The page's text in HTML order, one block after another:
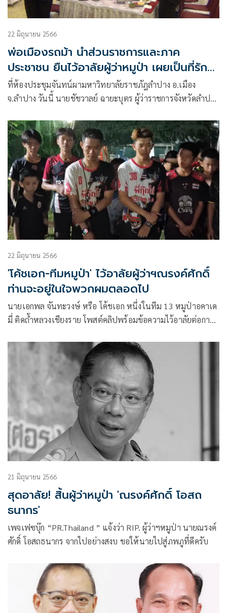
22 มิถุนายน 2566
พ่อเมืองรถม้า นำส่วนราชการและภาค
ประชาชน ยืนไว้อาลัยผู้ว่าหมูป่า เผยเป็นที่รัก
ของชาวลำปาง
ที่ห้องประชุมจันทน์ผามหาวิทยาลัยราชภัฎลำปาง อ.เมือง
จ.ลำปาง วันนี้ นายชัชวาลย์ ฉายะบุตร ผู้ว่าราชการจังหวัดลำปาง
หลายภาคส่วนทั้งหัวหน้าส่วนราชการ ภาครัฐและภาคเอกชน
22 มิถุนายน 2566
'โค้ชเอก-ทีมหมูป่า' ไว้อาลัยผู้ว่าฯณรงค์ศักดิ์
ท่านจะอยู่ในใจพวกผมตลอดไป
นายเอกพล จันทะวงษ์ หรือ โค้ชเอก หนึ่งในทีม 13 หมูป่าอคาเด
มี่ ติดถ้ำหลวงเชียงราย โพสต์คลิปพร้อมข้อความไว้อาลัยต่อการ
21 มิถุนายน 2566
สุดอาลัย! สิ้นผู้ว่าหมูป่า 'ณรงค์ศักดิ์ โอสถ
ธนากร'
เพจเฟซบุ๊ก “PR.Thailand ” แจ้งว่า RIP. ผู้ว่าฯหมูป่า นายณรงค์
ศักดิ์ โอสถธนากร จากไปอย่างสงบ ขอให้นายไปสู่ภพภูที่ดีครับ